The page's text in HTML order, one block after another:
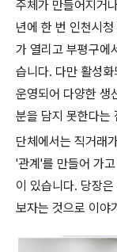
주체가 만들어지거
년에 한 번 인천시
가 열리고 부평구에
습니다. 다만 활성
운영되어 다양한 생
분을 담지 못한다는
단체에서는 직거래
'관계'를 만들어 가
이 있습니다. 당장
보자는 것으로 이야